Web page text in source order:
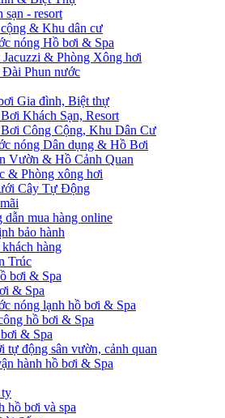
sạn - resort
& Khu dân cư
nóng Hồ bơi & Spa
& Phòng Xông hơi
Phun nước
Gia đình, Biệt thự
Khách Sạn, Resort
Công Cộng, Khu Dân Cư
nóng Dân dụng & Hồ Bơi
Vườn & Hồ Cảnh Quan
& Phòng xông hơi
Cây Tự Động
dẫn mua hàng online
bảo hành
hàng
Trúc
bơi & Spa
& Spa
nóng lạnh hồ bơi & Spa
hồ bơi & Spa
& Spa
tự động sân vườn, cảnh quan
hành hồ bơi & Spa
hồ bơi và spa